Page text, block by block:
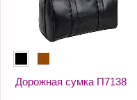
Дорожная сумка П7138